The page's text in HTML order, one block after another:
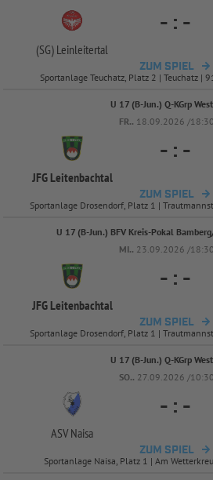
(SG) Leinleitertal
- : -
ZUM SPIEL
Sportanlage Teuchatz, Platz 2 | Teuchatz |
U 17 (B-Jun.) Q-KGrp
FR.. 18.09.2026 /
JFG Leitenbachtal
- : -
ZUM SPIEL
Sportanlage Drosendorf, Platz 1 |
U 17 (B-Jun.) BFV Kreis-Pokal
MI.. 23.09.2026 /
JFG Leitenbachtal
- : -
ZUM SPIEL
Sportanlage Drosendorf, Platz 1 |
U 17 (B-Jun.) Q-KGrp
SO.. 27.09.2026 /
ASV Naisa
- : -
ZUM SPIEL
Sportanlage Naisa, Platz 1 | Am